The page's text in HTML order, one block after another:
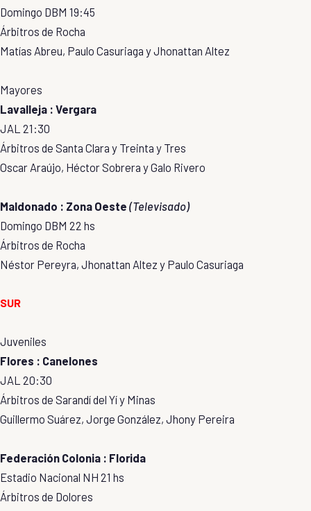
Domingo DBM 19:45
Árbitros de Rocha
Matías Abreu, Paulo Casuriaga y Jhonattan Altez
Mayores
Lavalleja : Vergara
JAL 21:30
Árbitros de Santa Clara y Treinta y Tres
Oscar Araújo, Héctor Sobrera y Galo Rivero
Maldonado : Zona Oeste (Televisado)
Domingo DBM 22 hs
Árbitros de Rocha
Néstor Pereyra, Jhonattan Altez y Paulo Casuriaga
SUR
Juveniles
Flores : Canelones
JAL 20:30
Árbitros de Sarandí del Yí y Minas
Guillermo Suárez, Jorge González, Jhony Pereira
Federación Colonia : Florida
Estadio Nacional NH 21 hs
Árbitros de Dolores